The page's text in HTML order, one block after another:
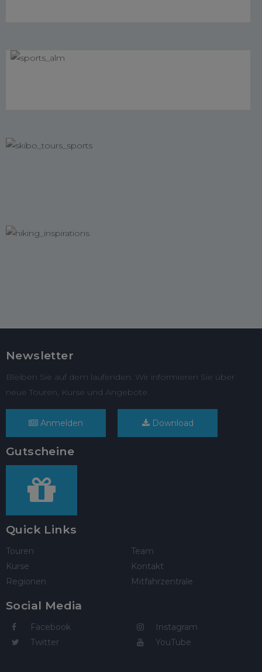
Newsletter
Bleiben Sie auf dem laufenden. Wir informieren Sie über
neue Touren, Kurse und Angebote.
Anmelden Download
Gutscheine
Quick Links
Touren
Kurse
Regionen
Team
Kontakt
Mitfahrzentrale
Social Media
Facebook
Twitter
Instagram
YouTube